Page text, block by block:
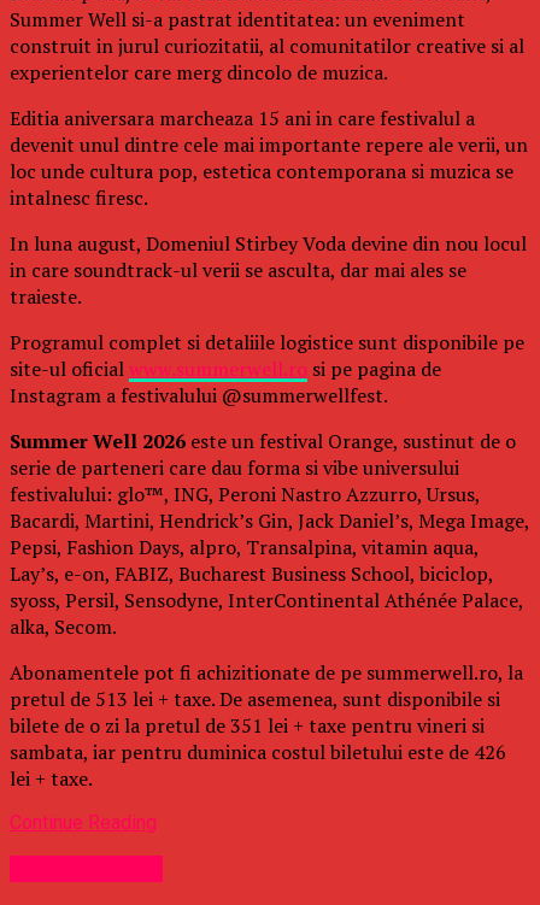
Summer Well si-a pastrat identitatea: un eveniment
construit in jurul curiozitatii, al comunitatilor creative si al
experientelor care merg dincolo de muzica.
Editia aniversara marcheaza 15 ani in care festivalul a
devenit unul dintre cele mai importante repere ale verii, un
loc unde cultura pop, estetica contemporana si muzica se
intalnesc firesc.
In luna august, Domeniul Stirbey Voda devine din nou locul
in care soundtrack-ul verii se asculta, dar mai ales se
traieste.
Programul complet si detaliile logistice sunt disponibile pe
site-ul oficialwww.summerwell.ro si pe pagina de
Instagram a festivalului @summerwellfest.
Summer Well 2026 este un festival Orange, sustinut de o
serie de parteneri care dau forma si vibe universului
festivalului: glo™, ING, Peroni Nastro Azzurro, Ursus,
Bacardi, Martini, Hendrick’s Gin, Jack Daniel’s, Mega Image,
Pepsi, Fashion Days, alpro, Transalpina, vitamin aqua,
Lay’s, e-on, FABIZ, Bucharest Business School, biciclop,
syoss, Persil, Sensodyne, InterContinental Athénée Palace,
alka, Secom.
Abonamentele pot fi achizitionate de pe summerwell.ro, la
pretul de 513 lei + taxe. De asemenea, sunt disponibile si
bilete de o zi la pretul de 351 lei + taxe pentru vineri si
sambata, iar pentru duminica costul biletului este de 426
lei + taxe.
Continue Reading